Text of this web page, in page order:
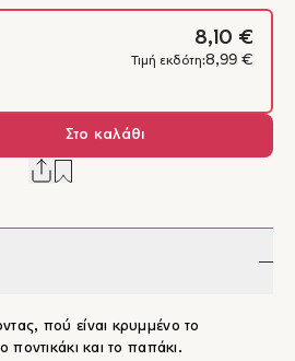
8,10 €
Τιμή εκδότη:8,99 €
Στο καλάθι
πού είναι κρυμμένο το
ποντικάκι και το παπάκι.